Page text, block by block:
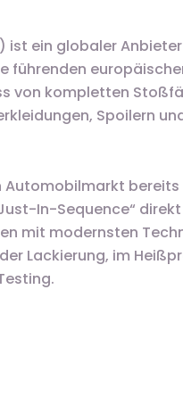
ist ein globaler
von kompletten
Spoilern
Automobilmarkt
In-Sequence“
mit modernsten
Lackierung, im